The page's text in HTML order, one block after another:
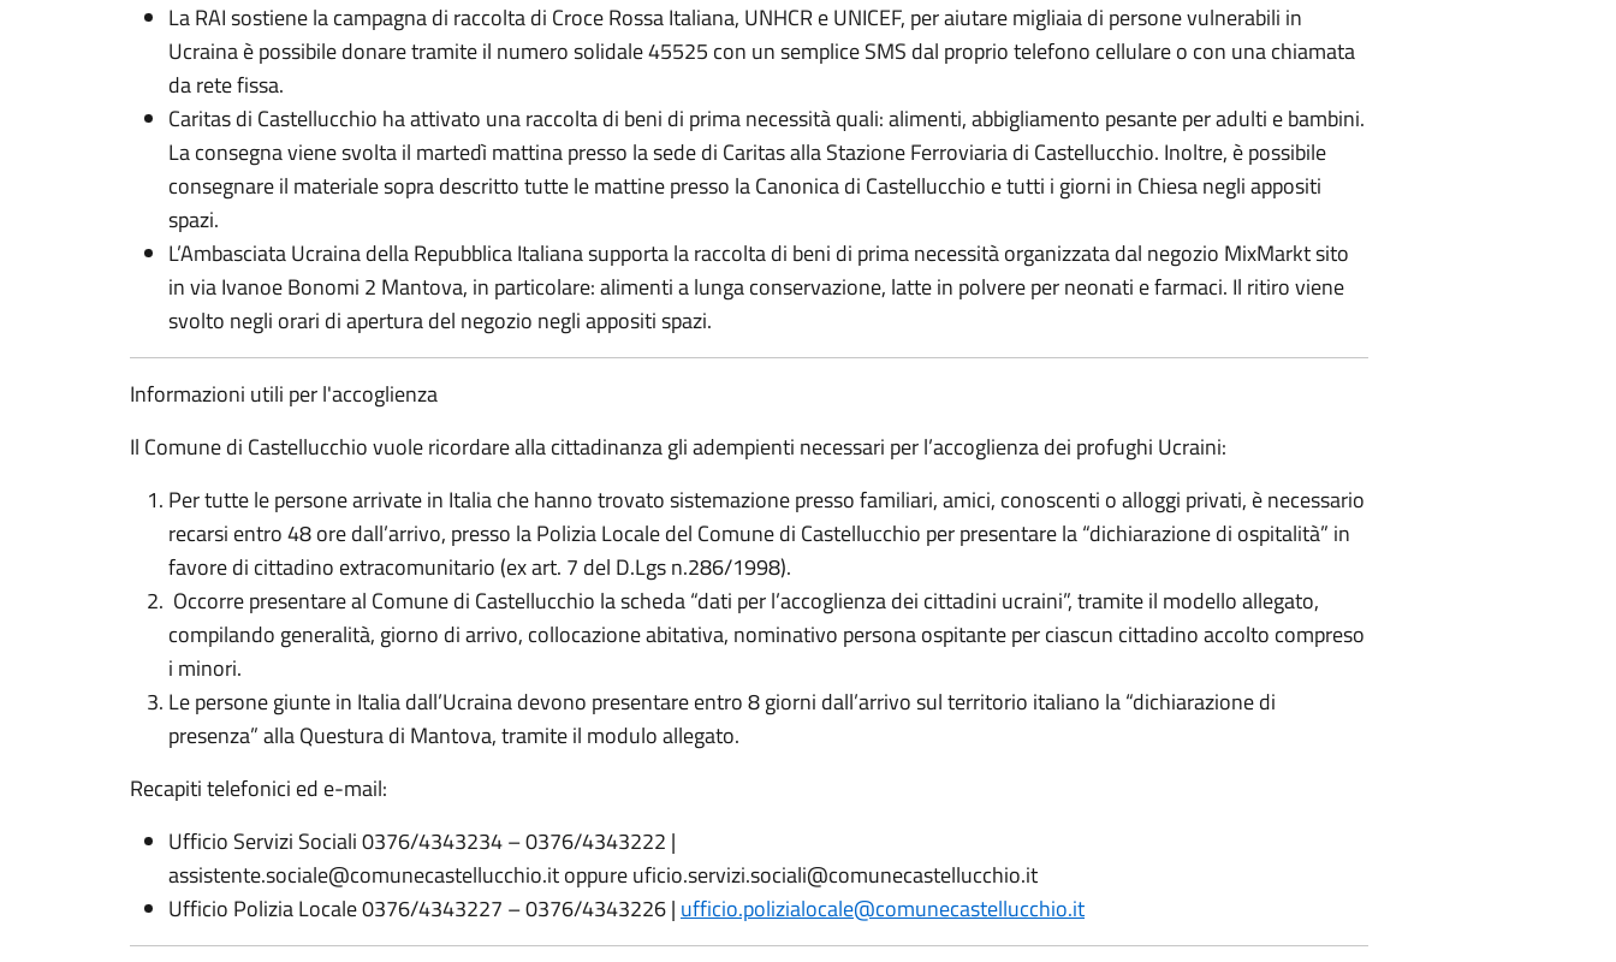
La RAI sostiene la campagna di raccolta di Croce Rossa Italiana, UNHCR e UNICEF, per aiutare migliaia di persone vulnerabili in
Ucraina è possibile donare tramite il numero solidale 45525 con un semplice SMS dal proprio telefono cellulare o con una chiamata
da rete fissa.
Caritas di Castellucchio ha attivato una raccolta di beni di prima necessità quali: alimenti, abbigliamento pesante per adulti e bambini.
La consegna viene svolta il martedì mattina presso la sede di Caritas alla Stazione Ferroviaria di Castellucchio. Inoltre, è possibile
consegnare il materiale sopra descritto tutte le mattine presso la Canonica di Castellucchio e tutti i giorni in Chiesa negli appositi
spazi.
L’Ambasciata Ucraina della Repubblica Italiana supporta la raccolta di beni di prima necessità organizzata dal negozio MixMarkt sito
in via Ivanoe Bonomi 2 Mantova, in particolare: alimenti a lunga conservazione, latte in polvere per neonati e farmaci. Il ritiro viene
svolto negli orari di apertura del negozio negli appositi spazi.
Informazioni utili per l'accoglienza
Il Comune di Castellucchio vuole ricordare alla cittadinanza gli adempienti necessari per l’accoglienza dei profughi Ucraini:
Per tutte le persone arrivate in Italia che hanno trovato sistemazione presso familiari, amici, conoscenti o alloggi privati, è necessario
recarsi entro 48 ore dall’arrivo, presso la Polizia Locale del Comune di Castellucchio per presentare la “dichiarazione di ospitalità” in
favore di cittadino extracomunitario (ex art. 7 del D.Lgs n.286/1998).
Occorre presentare al Comune di Castellucchio la scheda “dati per l’accoglienza dei cittadini ucraini”, tramite il modello allegato,
compilando generalità, giorno di arrivo, collocazione abitativa, nominativo persona ospitante per ciascun cittadino accolto compreso
i minori.
Le persone giunte in Italia dall’Ucraina devono presentare entro 8 giorni dall’arrivo sul territorio italiano la “dichiarazione di
presenza” alla Questura di Mantova, tramite il modulo allegato.
Recapiti telefonici ed e-mail:
Ufficio Servizi Sociali 0376/4343234 – 0376/4343222 |
assistente.sociale@comunecastellucchio.it oppure uficio.servizi.sociali@comunecastellucchio.it
Ufficio Polizia Locale 0376/4343227 – 0376/4343226 | ufficio.polizialocale@comunecastellucchio.it